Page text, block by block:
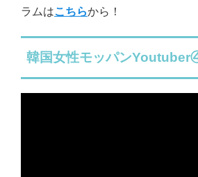
ラムはこちらから！
韓国女性モッパン